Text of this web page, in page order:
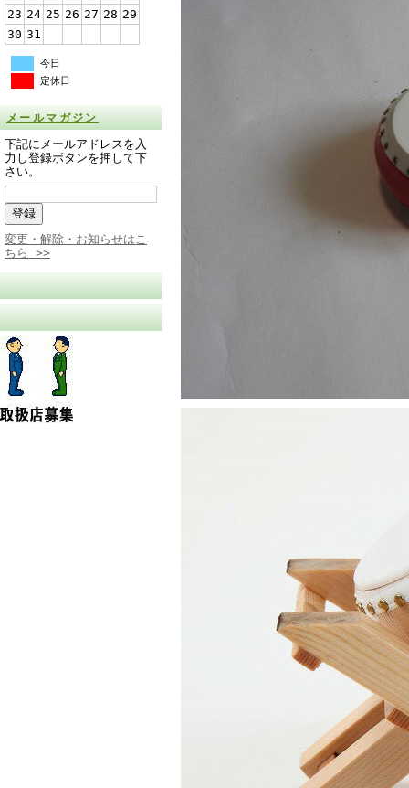
23 24 25 26 27 28 29
30 31
今日
定休日
メールマガジン
下記にメールアドレスを入
力し登録ボタンを押して下
さい。
変更・解除・お知らせはこ
ちら >>